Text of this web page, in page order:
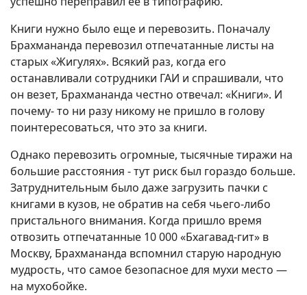
Книги нужно было еще и перевозить. Поначалу
Брахмананда перевозил отпечатанные листы на
старых «Жигулях». Всякий раз, когда его
останавливали сотрудники ГАИ и спрашивали, что
он везет, Брахмананда честно отвечал: «Книги». И
почему- то ни разу никому не пришло в голову
поинтересоваться, что это за книги.
Однако перевозить огромные, тысячные тиражи на
большие расстояния - тут риск был гораздо больше.
Затруднительным было даже загрузить пачки с
книгами в кузов, не обратив на себя чьего-либо
пристального внимания. Когда пришло время
отвозить отпечатанные 10 000 «Бхагавад-гит» в
Москву, Брахмананда вспомнил старую народную
мудрость, что самое безопасное для мухи место —
на мухобойке.